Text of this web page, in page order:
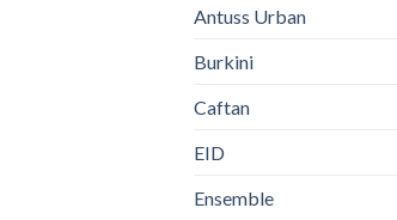
Antuss Urban
Burkini
Caftan
EID
Ensemble